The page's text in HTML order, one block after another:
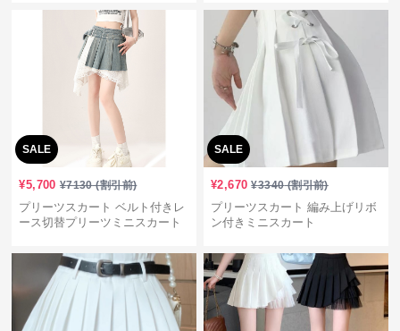
SALE
¥5,700 ¥7130(割引前)
プリーツスカート ベルト付きレ
ース切替プリーツミニスカート
SALE
¥2,670 ¥3340(割引前)
プリーツスカート 編み上げリボ
ン付きミニスカート